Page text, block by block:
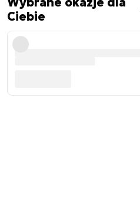
Ciebie